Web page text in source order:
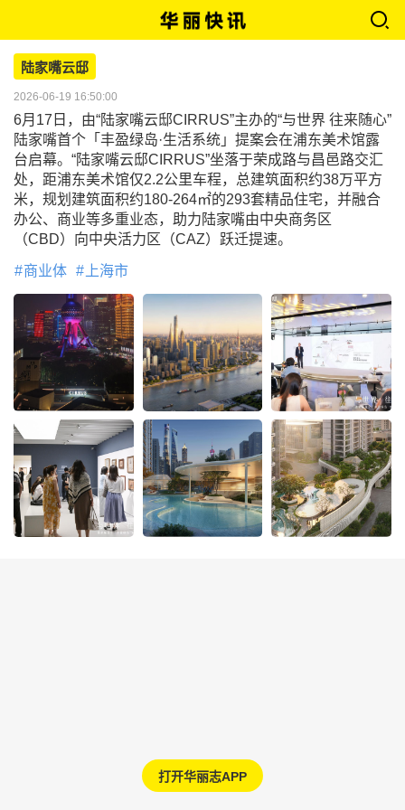
陆家嘴云邸
2026-06-19 16:50:00
6月17日，由“陆家嘴云邸CIRRUS”主办的“与世界 往来随心”
陆家嘴首个「丰盈绿岛·生活系统」提案会在浦东美术馆露
台启幕。“陆家嘴云邸CIRRUS”坐落于荣成路与昌邑路交汇
处，距浦东美术馆仅2.2公里车程，总建筑面积约38万平方
米，规划建筑面积约180-264㎡的293套精品住宅，并融合
办公、商业等多重业态，助力陆家嘴由中央商务区
（CBD）向中央活力区（CAZ）跃迁提速。
商业体 上海市
打开华丽志APP